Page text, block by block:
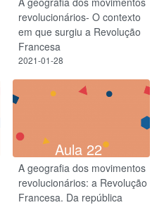
revolucionários- O contexto
em que surgiu a Revolução
Francesa
2021-01-28
Aula 22
A geografia dos movimentos
revolucionários: a Revolução
Francesa. Da república